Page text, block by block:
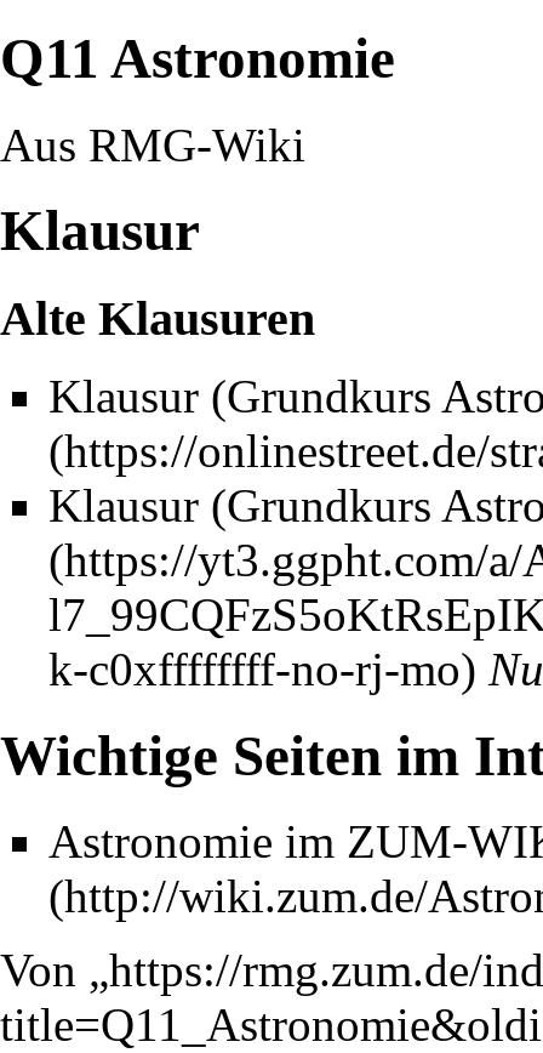
Q11 Astronomie
Aus RMG-Wiki
Klausur
Alte Klausuren
Klausur (Grundkurs
Klausur (Grundkurs
Wichtige Seiten im
Astronomie im ZUM-
Von „https://rmg.zum.de/